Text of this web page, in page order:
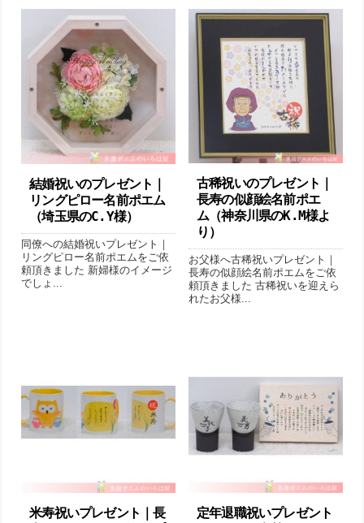
結婚祝いのプレゼント｜
リングピロー名前ポエム
（埼玉県のC.Y様）
同僚への結婚祝いプレゼント｜
リングピロー名前ポエムをご依
頼頂きました 新婦様のイメージ
でしょ...
古稀祝いのプレゼント｜
長寿の似顔絵名前ポエ
ム （神奈川県のK.M様よ
り ）
お父様へ古稀祝いプレゼント｜
長寿の似顔絵名前ポエムをご依
頼頂きました 古稀祝いを迎えら
れたお父様...
米寿祝いプレゼント｜長
定年退職祝いプレゼント